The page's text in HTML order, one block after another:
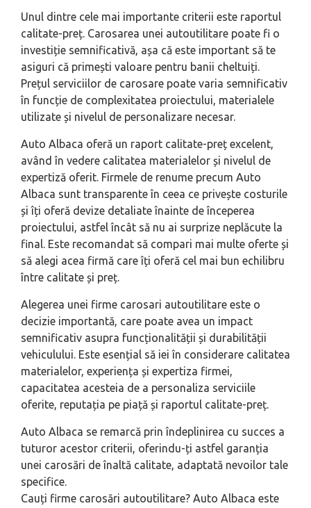
Unul dintre cele mai importante criterii este raportul
calitate-preț. Carosarea unei autoutilitare poate fi o
investiție semnificativă, așa că este important să te
asiguri că primești valoare pentru banii cheltuiți.
Prețul serviciilor de carosare poate varia semnificativ
în funcție de complexitatea proiectului, materialele
utilizate și nivelul de personalizare necesar.
Auto Albaca oferă un raport calitate-preț excelent,
având în vedere calitatea materialelor și nivelul de
expertiză oferit. Firmele de renume precum Auto
Albaca sunt transparente în ceea ce privește costurile
și îți oferă devize detaliate înainte de începerea
proiectului, astfel încât să nu ai surprize neplăcute la
final. Este recomandat să compari mai multe oferte și
să alegi acea firmă care îți oferă cel mai bun echilibru
între calitate și preț.
Alegerea unei firme carosari autoutilitare este o
decizie importantă, care poate avea un impact
semnificativ asupra funcționalității și durabilității
vehiculului. Este esențial să iei în considerare calitatea
materialelor, experiența și expertiza firmei,
capacitatea acesteia de a personaliza serviciile
oferite, reputația pe piață și raportul calitate-preț.
Auto Albaca se remarcă prin îndeplinirea cu succes a
tuturor acestor criterii, oferindu-ți astfel garanția
unei carosări de înaltă calitate, adaptată nevoilor tale
specifice.
Cauți firme carosări autoutilitare? Auto Albaca este